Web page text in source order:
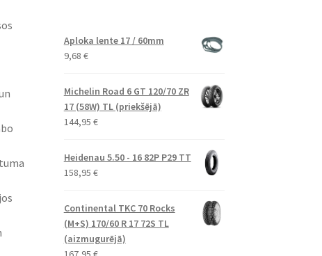
Aploka lente 17 / 60mm
9,68 €
Michelin Road 6 GT 120/70 ZR
17 (58W) TL (priekšējā)
144,95 €
Heidenau 5.50 - 16 82P P29 TT
158,95 €
Continental TKC 70 Rocks
(M+S) 170/60 R 17 72S TL
(aizmugurējā)